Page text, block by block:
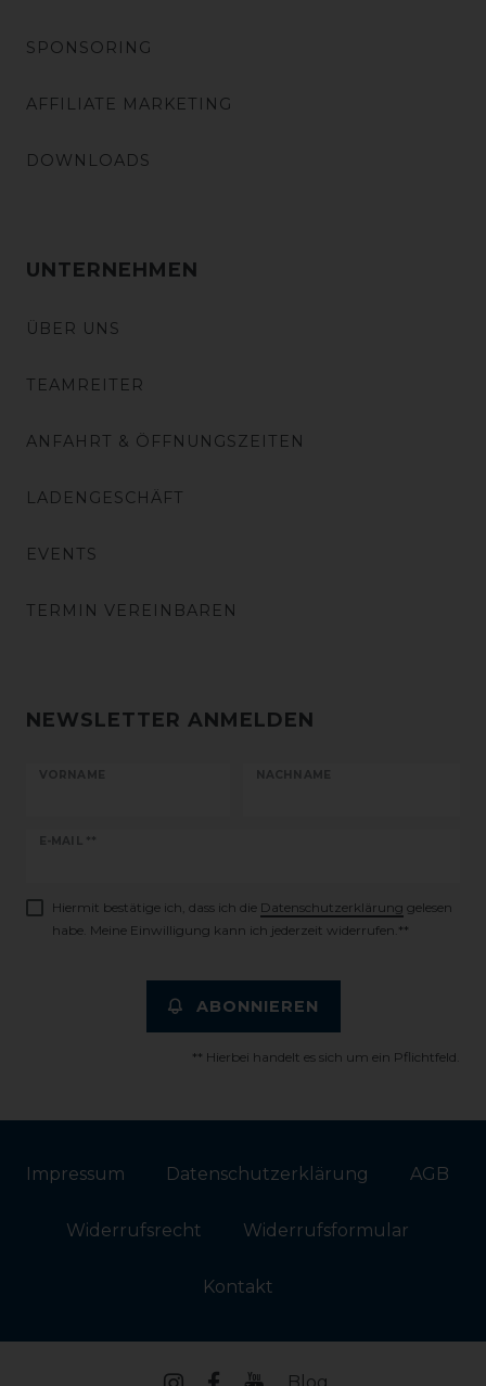
SPONSORING
AFFILIATE MARKETING
DOWNLOADS
UNTERNEHMEN
ÜBER UNS
TEAMREITER
ANFAHRT & ÖFFNUNGSZEITEN
LADENGESCHÄFT
EVENTS
TERMIN VEREINBAREN
NEWSLETTER ANMELDEN
VORNAME NACHNAME
E-MAIL **
Newsletter
Hiermit bestätige ich, dass ich die Daten­schutz­erklärung gelesen
habe. Meine Einwilligung kann ich jederzeit widerrufen.**
ABONNIEREN
** Hierbei handelt es sich um ein Pflichtfeld.
Impressum Daten­schutz­erklärung AGB
Widerrufs­recht Widerrufs­formular
Kontakt